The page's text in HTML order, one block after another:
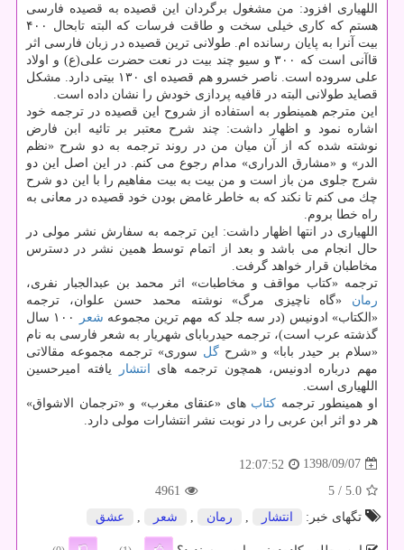
اللهیاری افزود: من مشغول برگردان این قصیده به قصیده فارسی
هستم كه كاری خیلی سخت و طاقت فرسات كه البته تابحال ۴۰۰
بیت آنرا به پایان رسانده ام. طولانی ترین قصیده در زبان فارسی اثر
قاآنی است كه ۳۰۰ و سیو چند بیت در نعت حضرت علی(ع) و اولاد
علی سروده است. ناصر خسرو هم قصیده ای ۱۳۰ بیتی دارد. مشكل
قصاید طولانی البته در قافیه پردازی خودش را نشان داده است.
این مترجم همینطور به استفاده از شروح این قصیده در ترجمه خود
اشاره نمود و اظهار داشت: چند شرح معتبر بر تائیه ابن فارض
نوشته شده كه از آن میان من در روند ترجمه به دو شرح «نظم
الدر» و «مشارق الدراری» مدام رجوع می كنم. در این اصل این دو
شرج جلوی من باز است و من بیت به بیت مفاهیم را با این دو شرح
چك می كنم تا نكند كه به خاطر غامض بودن خود قصیده در معانی به
راه خطا بروم.
اللهیاری در انتها اظهار داشت: این ترجمه به سفارش نشر مولی در
حال انجام می باشد و بعد از اتمام توسط همین نشر در دسترس
مخاطبان قرار خواهد گرفت.
ترجمه «كتاب مواقف و مخاطبات» اثر محمد بن عبدالجبار نفری،
رمان «گاه ناچیزی مرگ» نوشته محمد حسن علوان، ترجمه
«الكتاب» ادونیس (در سه جلد كه مهم ترین مجموعه شعر
۱۰۰ سال
گذشته عرب است)، ترجمه حیدربابای شهریار به شعر فارسی به نام
«سلام بر حیدر بابا» و «شرحگل سوری» ترجمه مجموعه مقالاتی
مهم درباره ادونیس، همچون ترجمه های
انتشار
یافته امیرحسین
اللهیاری است.
او همینطور ترجمه كتاب های «عنقای مغرب» و «ترجمان الاشواق»
هر دو اثر ابن عربی را در نوبت نشر انتشارات مولی دارد.
1398/09/07
12:07:52
5.0
/ 5
4961
تگهای خبر:
انتشار , رمان , شعر , عشق